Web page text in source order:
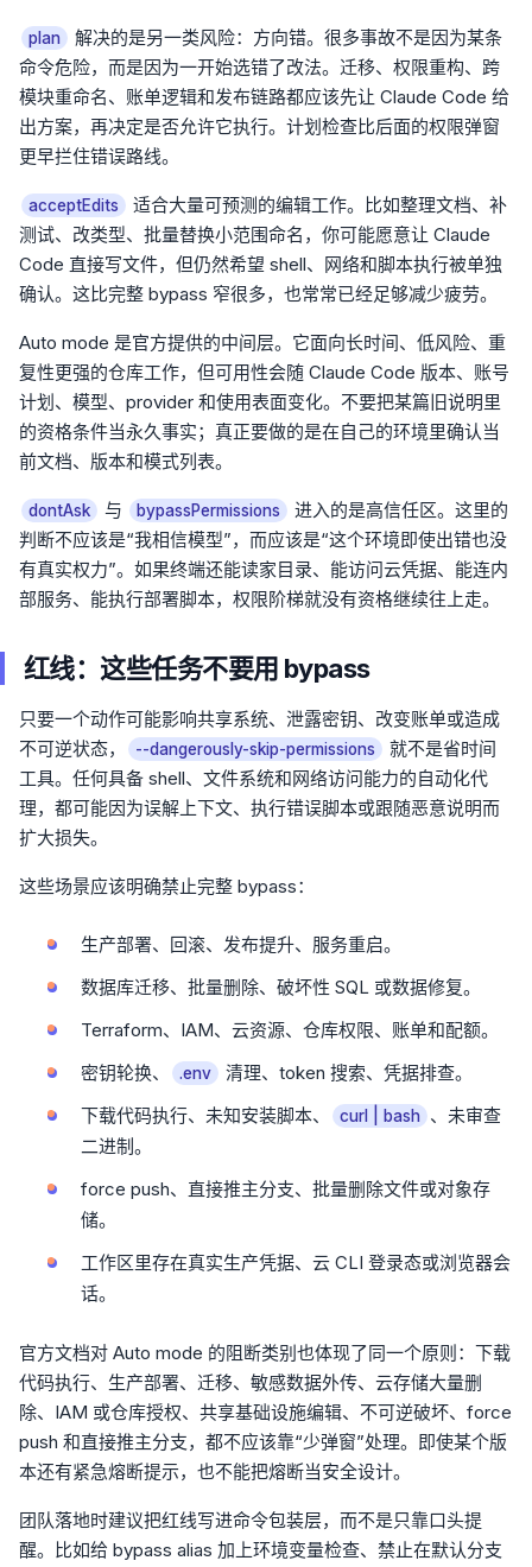
plan
解决的是另一类风险：方向错。很多事故不是因为某条
命令危险，而是因为一开始选错了改法。迁移、权限重构、跨
模块重命名、账单逻辑和发布链路都应该先让 Claude Code 给
出方案，再决定是否允许它执行。计划检查比后面的权限弹窗
更早拦住错误路线。
acceptEdits
适合大量可预测的编辑工作。比如整理文档、补
测试、改类型、批量替换小范围命名，你可能愿意让 Claude
Code 直接写文件，但仍然希望 shell、网络和脚本执行被单独
确认。这比完整 bypass 窄很多，也常常已经足够减少疲劳。
Auto mode 是官方提供的中间层。它面向长时间、低风险、重
复性更强的仓库工作，但可用性会随 Claude Code 版本、账号
计划、模型、provider 和使用表面变化。不要把某篇旧说明里
的资格条件当永久事实；真正要做的是在自己的环境里确认当
前文档、版本和模式列表。
dontAsk 与 bypassPermissions
进入的是高信任区。这里的
判断不应该是“我相信模型”，而应该是“这个环境即使出错也没
有真实权力”。如果终端还能读家目录、能访问云凭据、能连内
部服务、能执行部署脚本，权限阶梯就没有资格继续往上走。
红线：这些任务不要用 bypass
只要一个动作可能影响共享系统、泄露密钥、改变账单或造成
不可逆状态，
--dangerously-skip-permissions
就不是省时间
工具。任何具备 shell、文件系统和网络访问能力的自动化代
理，都可能因为误解上下文、执行错误脚本或跟随恶意说明而
扩大损失。
这些场景应该明确禁止完整 bypass：
生产部署、回滚、发布提升、服务重启。
数据库迁移、批量删除、破坏性 SQL 或数据修复。
Terraform、IAM、云资源、仓库权限、账单和配额。
密钥轮换、
.env
清理、token 搜索、凭据排查。
下载代码执行、未知安装脚本、
curl | bash 、未审查
二进制。
force push、直接推主分支、批量删除文件或对象存
储。
工作区里存在真实生产凭据、云 CLI 登录态或浏览器会
话。
官方文档对 Auto mode 的阻断类别也体现了同一个原则：下载
代码执行、生产部署、迁移、敏感数据外传、云存储大量删
除、IAM 或仓库授权、共享基础设施编辑、不可逆破坏、force
push 和直接推主分支，都不应该靠“少弹窗”处理。即使某个版
本还有紧急熔断提示，也不能把熔断当安全设计。
团队落地时建议把红线写进命令包装层，而不是只靠口头提
醒。比如给 bypass alias 加上环境变量检查、禁止在默认分支